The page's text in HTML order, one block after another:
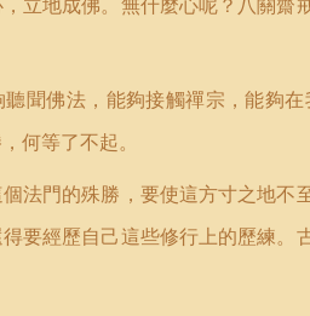
聞佛法，能夠接觸禪宗，能夠
何等了不起。
法門的殊勝，要使這方寸之地
要經歷自己這些修行上的歷練